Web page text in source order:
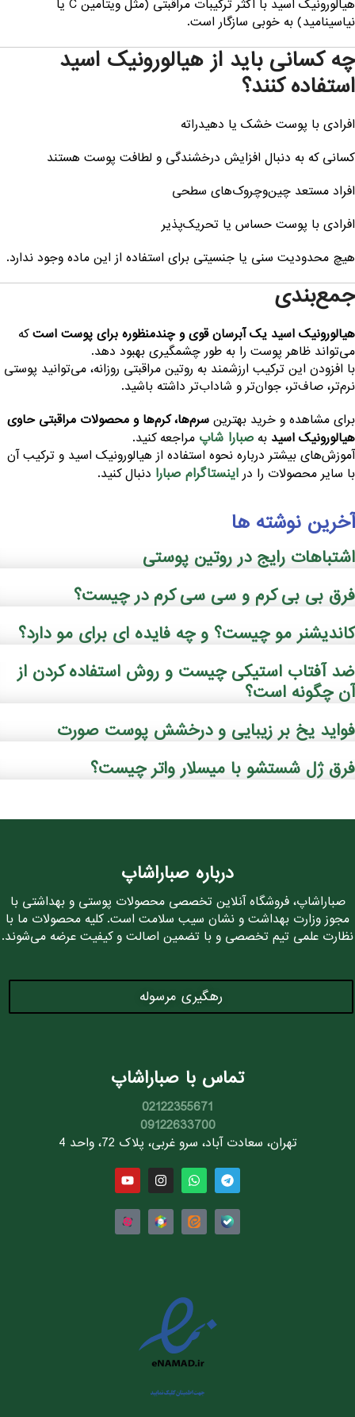
هیالورونیک اسید با اکثر ترکیبات مراقبتی (مثل ویتامین C یا
نیاسینامید) به خوبی سازگار است.
چه کسانی باید از هیالورونیک اسید
استفاده کنند؟
افرادی با پوست خشک یا دهیدراته
کسانی که به دنبال افزایش درخشندگی و لطافت پوست هستند
افراد مستعد چین‌وچروک‌های سطحی
افرادی با پوست حساس یا تحریک‌پذیر
هیچ محدودیت سنی یا جنسیتی برای استفاده از این ماده وجود ندارد.
جمع‌بندی
هیالورونیک اسید یک آبرسان قوی و چندمنظوره برای پوست استکه
می‌تواند ظاهر پوست را به طور چشمگیری بهبود دهد.
با افزودن این ترکیب ارزشمند به روتین مراقبتی روزانه، می‌توانید پوستی
نرم‌تر، صاف‌تر، جوان‌تر و شاداب‌تر داشته باشید.
برای مشاهده و خرید بهترین سرم‌ها، کرم‌ها و محصولات مراقبتی حاوی
هیالورونیک اسید به صبارا شاپ مراجعه کنید.
آموزش‌های بیشتر درباره نحوه استفاده از هیالورونیک اسید و ترکیب آن
با سایر محصولات را در اینستاگرام صبارا دنبال کنید.
آخرین نوشته ها
اشتباهات رایج در روتین پوستی
فرق بی بی کرم و سی سی کرم در چیست؟
کاندیشنر مو چیست؟ و چه فایده ‌ای برای مو دارد؟
ضد آفتاب استیکی چیست و روش استفاده کردن از
آن چگونه است؟
فواید یخ بر زیبایی و درخشش پوست صورت
فرق ژل شستشو با میسلار واتر چیست؟
درباره صباراشاپ
صباراشاپ، فروشگاه آنلاین تخصصی محصولات پوستی و بهداشتی با
مجوز وزارت بهداشت و نشان سیب سلامت است. کلیه محصولات ما با
نظارت علمی تیم تخصصی و با تضمین اصالت و کیفیت عرضه می‌شوند.
رهگیری مرسوله
تماس با صباراشاپ
02122355671
09122633700
تهران، سعادت آباد، سرو غربی، پلاک 72، واحد 4